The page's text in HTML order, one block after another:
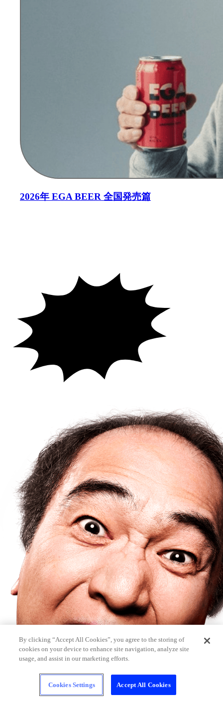
2026年 EGA BEER 全国発売篇
By clicking “Accept All Cookies”, you agree to the storing of
cookies on your device to enhance site navigation, analyze site
usage, and assist in our marketing efforts.
Cookies Settings Accept All Cookies